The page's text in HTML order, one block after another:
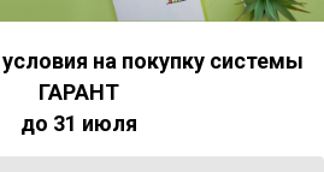
правовая информация
для максимально
работы с ней.
на покупку системы
ГАРАНТ
до 31 июля